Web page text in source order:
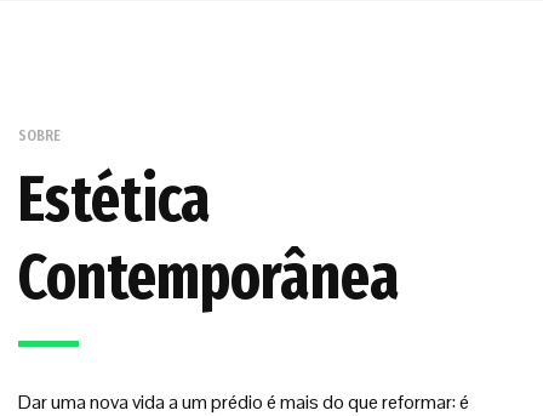
SOBRE
Estética
Contemporânea
Dar uma nova vida a um prédio é mais do que reformar: é